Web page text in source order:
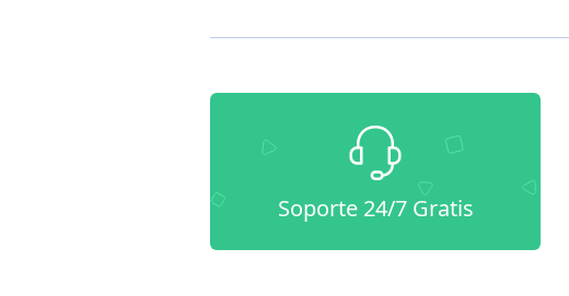
Soporte 24/7 Gratis